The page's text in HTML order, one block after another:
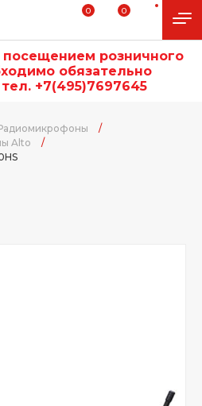
0 0
розничного
обязательно
+7(495)7697645
/
Alto
/